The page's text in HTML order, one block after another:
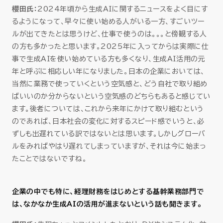
櫻田氏： 2024年頃から生成AIに関するニュースをよく目にす
るようになって、早々に使い始める人がいる一方、すごいツー
ルが出てきたとは思うけど、仕事で使うのは。。。と傍観する人
の方も多かったと思います。2025年に入ってからは実際に仕
事で生成AIを使い始めている方も多くなり、生成AI活用の元
年と呼ぶに相応しい年になりました。日本の企業においては、
当然に業務で使っていくという空気感と、どう自社で取り組め
ばいいのか分からないという空気感のどちらもあると感じてい
ます。後者については、これから来年にかけて取り組むという
のであれば、日本社会の変化に対するスピード感でいうと、必
ずしも出遅れている訳ではないとは思います。しかしグローバ
ルをみればやはり遅れてしまっていますが、それは今に始まっ
たことではないですね。
企業の中でも特に、経理財務をはじめとする基幹業務部門で
は、なかなか生成AIの活用が進まないという話も聞きます。